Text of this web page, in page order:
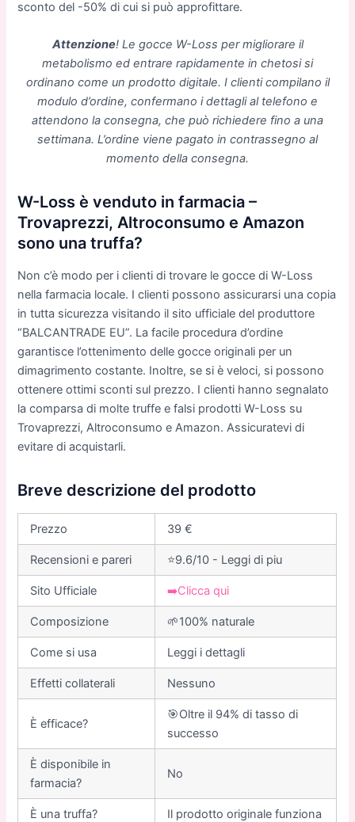
sconto del -50% di cui si può approfittare.
Attenzione! Le gocce W-Loss per migliorare il
metabolismo ed entrare rapidamente in chetosi si
ordinano come un prodotto digitale. I clienti compilano il
modulo d’ordine, confermano i dettagli al telefono e
attendono la consegna, che può richiedere fino a una
settimana. L’ordine viene pagato in contrassegno al
momento della consegna.
W-Loss è venduto in farmacia –
Trovaprezzi, Altroconsumo e Amazon
sono una truffa?
Non c’è modo per i clienti di trovare le gocce di W-Loss
nella farmacia locale. I clienti possono assicurarsi una copia
in tutta sicurezza visitando il sito ufficiale del produttore
“BALCANTRADE EU”. La facile procedura d’ordine
garantisce l’ottenimento delle gocce originali per un
dimagrimento costante. Inoltre, se si è veloci, si possono
ottenere ottimi sconti sul prezzo. I clienti hanno segnalato
la comparsa di molte truffe e falsi prodotti W-Loss su
Trovaprezzi, Altroconsumo e Amazon. Assicuratevi di
evitare di acquistarli.
Breve descrizione del prodotto
Prezzo 39 €
Recensioni e pareri ⭐9.6/10 - Leggi di piu
Sito Ufficiale ➡️Clicca qui
Composizione 🌱100% naturale
Come si usa Leggi i dettagli
Еffetti collaterali Nessuno
È efficace?
🎯Oltre il 94% di tasso di
successo
È disponibile in
farmacia?
No
È una truffa? Il prodotto originale funziona